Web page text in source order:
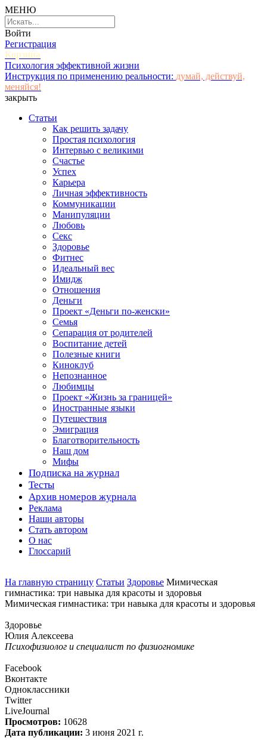
МЕНЮ
Войти
Регистрация
Корзина
Психология эффективной жизни
Инструкция по применению реальности: думай, действуй,
меняйся!
закрыть
Статьи
Как решить задачу
Простая психология
Интервью с великими
Счастье
Успех
Карьера
Личная эффективность
Коммуникации
Манипуляции
Любовь
Секс
Здоровье
Фитнес
Идеальный вес
Имидж
Отношения
Деньги
Проект «Деньги по-женски»
Семья
Сепарация от родителей
Воспитание детей
Полезные книги
Киноклуб
Непознанное
Любимцы
Проект «Жизнь за границей»
Иностранные языки
Путешествия
Эмиграция
Благотворительность
Наш дом
Мифы
Подписка на журнал
Тесты
Архив номеров журнала
Реклама
Наши авторы
Стать автором
О нас
Глоссарий
На главную страницу Статьи Здоровье Мимическая
гимнастика: три навыка для красоты и здоровья
Мимическая гимнастика: три навыка для красоты и здоровья
Здоровье
Юлия Алексеева
Психофизиолог и специалист по физиогномике
Facebook
Вконтакте
Одноклассники
Twitter
LiveJournal
Просмотров: 10628
Дата публикации: 3 июня 2021 г.